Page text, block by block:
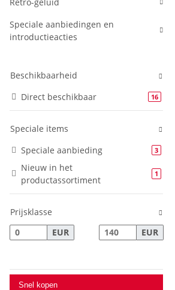
Speciale aanbiedingen en
introductieacties
Beschikbaarheid
Direct beschikbaar
16
Speciale items
Speciale aanbieding
3
Nieuw in het
productassortiment
1
Prijsklasse
EUR
EUR
Snel kopen